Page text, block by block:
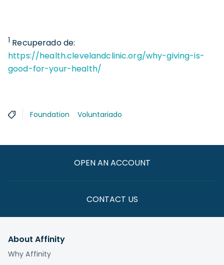
1 Recuperado de:
https://health.clevelandclinic.org/why-giving-is-
good-for-your-health/
Foundation Voluntariado
OPEN AN ACCOUNT
CONTACT US
About Affinity
Why Affinity